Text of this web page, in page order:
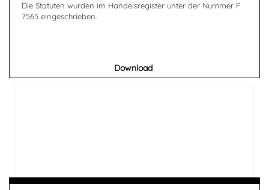
Die Statuten wurden im Handelsregister unter der Nummer F
7565 eingeschrieben.
Download